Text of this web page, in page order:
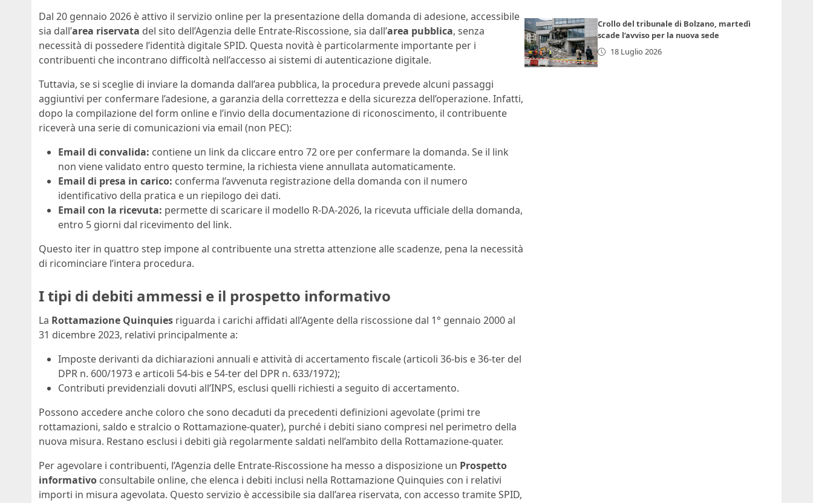
Dal 20 gennaio 2026 è attivo il servizio online per la presentazione della domanda di adesione, accessibile
sia dall’area riservata del sito dell’Agenzia delle Entrate-Riscossione, sia dall’area pubblica, senza
necessità di possedere l’identità digitale SPID. Questa novità è particolarmente importante per i
contribuenti che incontrano difficoltà nell’accesso ai sistemi di autenticazione digitale.
Tuttavia, se si sceglie di inviare la domanda dall’area pubblica, la procedura prevede alcuni passaggi
aggiuntivi per confermare l’adesione, a garanzia della correttezza e della sicurezza dell’operazione. Infatti,
dopo la compilazione del form online e l’invio della documentazione di riconoscimento, il contribuente
riceverà una serie di comunicazioni via email (non PEC):
Email di convalida: contiene un link da cliccare entro 72 ore per confermare la domanda. Se il link
non viene validato entro questo termine, la richiesta viene annullata automaticamente.
Email di presa in carico: conferma l’avvenuta registrazione della domanda con il numero
identificativo della pratica e un riepilogo dei dati.
Email con la ricevuta: permette di scaricare il modello R-DA-2026, la ricevuta ufficiale della domanda,
entro 5 giorni dal ricevimento del link.
Questo iter in quattro step impone al contribuente una stretta attenzione alle scadenze, pena la necessità
di ricominciare l’intera procedura.
I tipi di debiti ammessi e il prospetto informativo
La Rottamazione Quinquies riguarda i carichi affidati all’Agente della riscossione dal 1° gennaio 2000 al
31 dicembre 2023, relativi principalmente a:
Imposte derivanti da dichiarazioni annuali e attività di accertamento fiscale (articoli 36-bis e 36-ter del
DPR n. 600/1973 e articoli 54-bis e 54-ter del DPR n. 633/1972);
Contributi previdenziali dovuti all’INPS, esclusi quelli richiesti a seguito di accertamento.
Possono accedere anche coloro che sono decaduti da precedenti definizioni agevolate (primi tre
rottamazioni, saldo e stralcio o Rottamazione-quater), purché i debiti siano compresi nel perimetro della
nuova misura. Restano esclusi i debiti già regolarmente saldati nell’ambito della Rottamazione-quater.
Per agevolare i contribuenti, l’Agenzia delle Entrate-Riscossione ha messo a disposizione un Prospetto
informativo consultabile online, che elenca i debiti inclusi nella Rottamazione Quinquies con i relativi
importi in misura agevolata. Questo servizio è accessibile sia dall’area riservata, con accesso tramite SPID,
Crollo del tribunale di Bolzano, martedì
scade l’avviso per la nuova sede
18 Luglio 2026